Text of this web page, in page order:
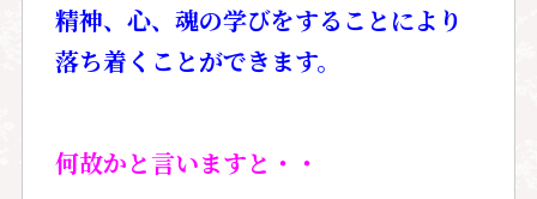
精神、心、魂の学びをすることにより
落ち着くことができます。
何故かと言いますと・・